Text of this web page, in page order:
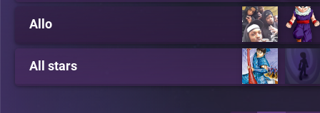
Allo
All stars